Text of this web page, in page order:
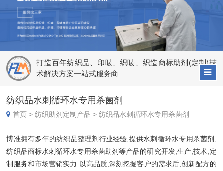
打造百年纺织品、印唛、织唛、织造商标助剂(定制)技
术解决方案一站式服务商
纺织品水刺循环水专用杀菌剂
首页 >纺织助剂定制产品 >纺织品水刺循环水专用杀菌剂
博准拥有多年的纺织品整理剂行业经验,提供水刺循环水专用杀菌剂,
纺织品商标水刺循环水专用杀菌助剂等产品的研究开发,生产,技术,定
制服务和市场营销实力.以高品质,深刻挖掘客户的需求后,创新配方的